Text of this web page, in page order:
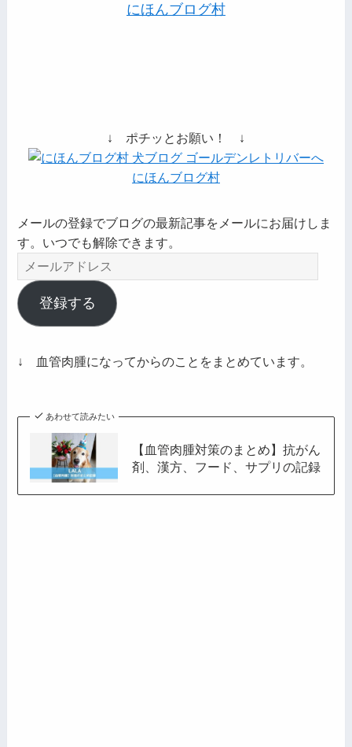
にほんブログ村
↓ ポチッとお願い！ ↓
にほんブログ村
メールの登録でブログの最新記事をメールにお届けしま
す。いつでも解除できます。
ー
ル
ア
レ
登録する
↓ 血管肉腫になってからのことをまとめています。
あわせて読みたい
【血管肉腫対策のまとめ】抗がん
剤、漢方、フード、サプリの記録